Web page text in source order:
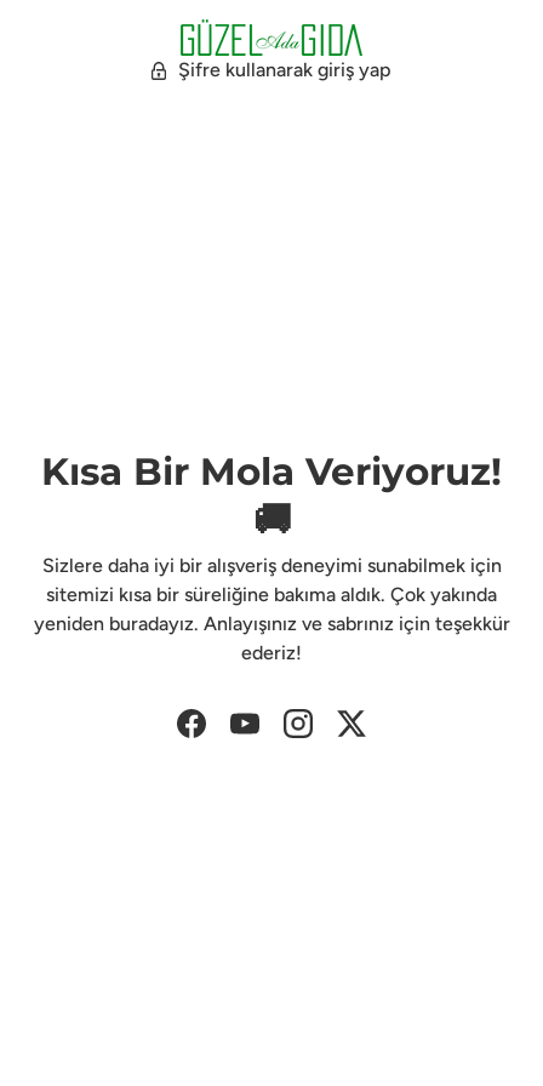
Şifre kullanarak giriş yap
Kısa Bir Mola Veriyoruz!
🚚
Sizlere daha iyi bir alışveriş deneyimi sunabilmek için
sitemizi kısa bir süreliğine bakıma aldık. Çok yakında
yeniden buradayız. Anlayışınız ve sabrınız için teşekkür
ederiz!
FacebookYouTubeInstagramTwitter